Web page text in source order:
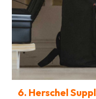
6. Herschel